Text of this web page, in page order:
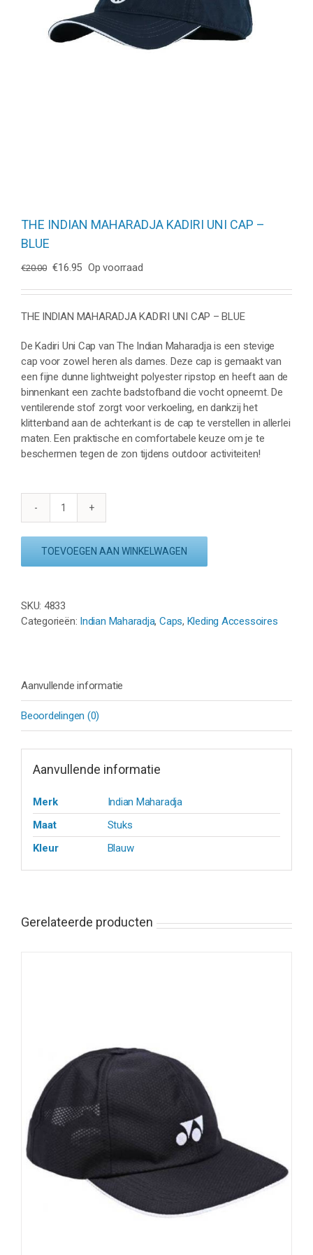
THE INDIAN MAHARADJA KADIRI UNI CAP –
BLUE
€20.00 Oorspronkelijke
was:
€20.00.
€16.95Huidige
is:
€16.95.
Op voorraad
THE INDIAN MAHARADJA KADIRI UNI CAP – BLUE
De Kadiri Uni Cap van The Indian Maharadja is een stevige
cap voor zowel heren als dames. Deze cap is gemaakt van
een fijne dunne lightweight polyester ripstop en heeft aan de
binnenkant een zachte badstofband die vocht opneemt. De
ventilerende stof zorgt voor verkoeling, en dankzij het
klittenband aan de achterkant is de cap te verstellen in allerlei
maten. Een praktische en comfortabele keuze om je te
beschermen tegen de zon tijdens outdoor activiteiten!
THE
MAHARADJA
-
BLUE
TOEVOEGEN AAN WINKELWAGEN
SKU: 4833
Categorieën: Indian Maharadja,Caps, Kleding Accessoires
Aanvullende informatie
Beoordelingen (0)
Aanvullende informatie
Merk
Indian Maharadja
Maat
Stuks
Kleur
Blauw
Gerelateerde producten